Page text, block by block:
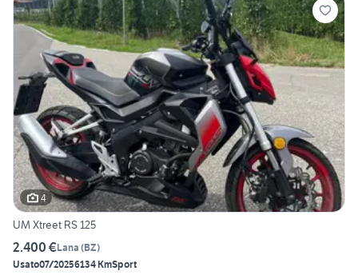
4
UM Xtreet RS 125
2.400 €Lana (BZ)
Usato07/20256134 KmSport